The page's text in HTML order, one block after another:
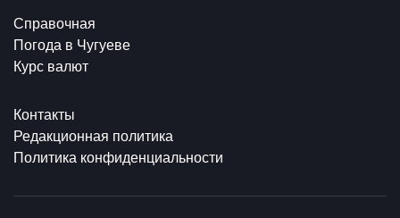
Справочная
Погода в Чугуеве
Курс валют
Контакты
Редакционная политика
Политика конфиденциальности